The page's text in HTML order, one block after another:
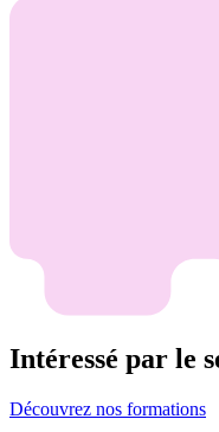
Intéressé par le
Découvrez nos formations